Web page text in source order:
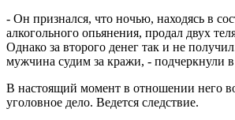
- Он признался, что ночью, находясь в
алкогольного опьянения, продал двух
Однако за второго денег так и не
мужчина судим за кражи, - подчеркнули
В настоящий момент в отношении него
уголовное дело. Ведется следствие.